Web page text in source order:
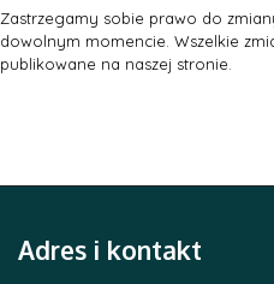
Zastrzegamy sobie prawo do
dowolnym momencie. Wszelkie
publikowane na naszej stronie.
Adres i kontakt